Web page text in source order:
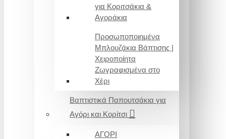
για Κοριτσάκια &
Αγοράκια
Προσωποποιημένα
Μπλουζάκια Βάπτισης |
Χειροποίητα
Ζωγραφισμένα στο
Χέρι
Βαπτιστικά Παπουτσάκια για
Αγόρι και Κορίτσι
ΑΓΟΡΙ